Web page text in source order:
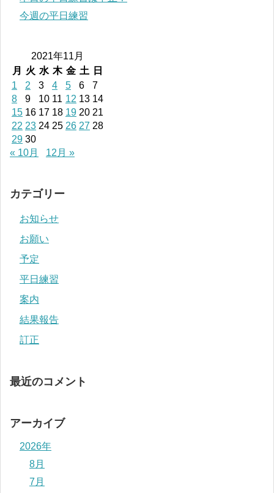
今週の平日練習
2021年11月
月
火 水 木 金 土
日
1
2 3 4 5 6
7
8
9 10 11 12 13 14
15 16 17 18 19 20 21
22 23 24 25 26 27 28
29 30
« 10月
12月 »
カテゴリー
お知らせ
お願い
予定
平日練習
案内
結果報告
訂正
最近のコメント
アーカイブ
2026年
8月
7月